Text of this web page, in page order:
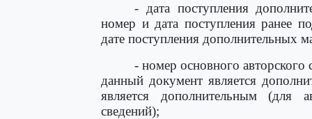
- дата поступления
номер и дата поступления ранее
дате поступления дополнительных
- номер основного
данный документ является
является дополнительным (для
сведений);